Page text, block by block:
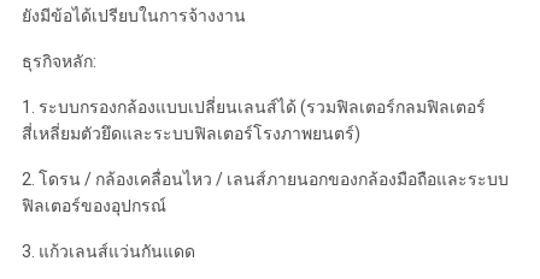
ยังมีข้อได้เปรียบในการจ้างงาน
ธุรกิจหลัก:
1. ระบบกรองกล้องแบบเปลี่ยนเลนส์ได้ (รวมฟิลเตอร์กลมฟิลเตอร์
สี่เหลี่ยมตัวยึดและระบบฟิลเตอร์โรงภาพยนตร์)
2. โดรน / กล้องเคลื่อนไหว / เลนส์ภายนอกของกล้องมือถือและระบบ
ฟิลเตอร์ของอุปกรณ์
3. แก้วเลนส์แว่นกันแดด